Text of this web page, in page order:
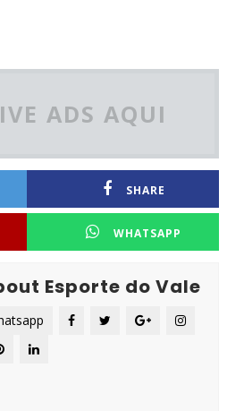
ADS AQUI
SHARE
WHATSAPP
Esporte do Vale